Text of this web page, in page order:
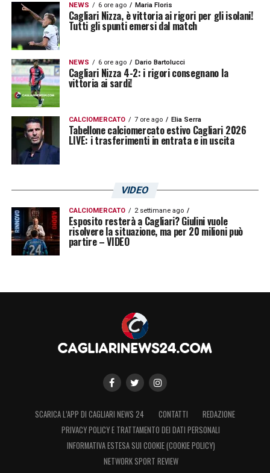
NEWS 6 ore ago Maria Floris
Cagliari Nizza, è vittoria ai rigori per gli isolani!
Tutti gli spunti emersi dal match
NEWS 6 ore ago Dario Bartolucci
Cagliari Nizza 4-2: i rigori consegnano la
vittoria ai sardi!
CALCIOMERCATO 7 ore ago Elia Serra
Tabellone calciomercato estivo Cagliari 2026
LIVE: i trasferimenti in entrata e in uscita
VIDEO
CALCIOMERCATO 2 settimane ago
Esposito resterà a Cagliari? Giulini vuole
risolvere la situazione, ma per 20 milioni può
partire – VIDEO
SCARICA L’APP DI CAGLIARI NEWS 24 CONTATTI
REDAZIONE
PRIVACY POLICY E TRATTAMENTO DEI DATI PERSONALI
INFORMATIVA ESTESA SUI COOKIE (COOKIE POLICY)
NETWORK SPORT REVIEW